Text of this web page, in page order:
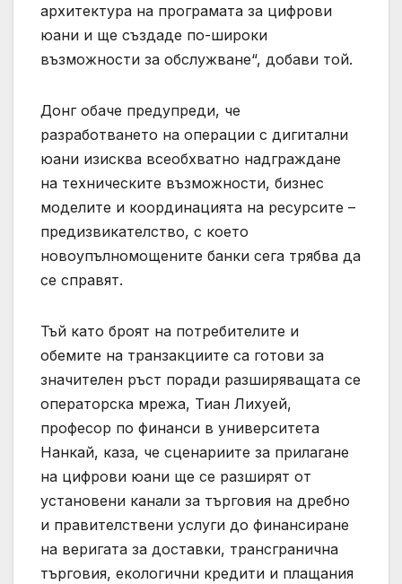
архитектура на програмата за цифрови
юани и ще създаде по-широки
възможности за обслужване“, добави той.
Донг обаче предупреди, че
разработването на операции с дигитални
юани изисква всеобхватно надграждане
на техническите възможности, бизнес
моделите и координацията на ресурсите –
предизвикателство, с което
новоупълномощените банки сега трябва да
се справят.
Тъй като броят на потребителите и
обемите на транзакциите са готови за
значителен ръст поради разширяващата се
операторска мрежа, Тиан Лихуей,
професор по финанси в университета
Нанкай, каза, че сценариите за прилагане
на цифрови юани ще се разширят от
установени канали за търговия на дребно
и правителствени услуги до финансиране
на веригата за доставки, трансгранична
търговия, екологични кредити и плащания